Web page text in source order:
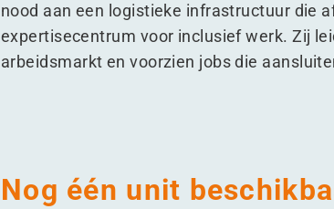
nood aan een logistieke infrastructuur die
expertisecentrum voor inclusief werk. Zij
arbeidsmarkt en voorzien jobs die
Nog één unit